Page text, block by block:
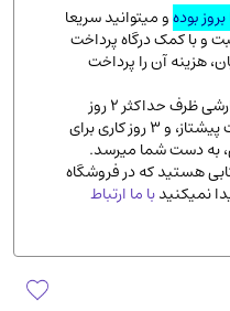
بودهو میتوانید سریعا
و با کمک درگاه پرداخت
هزینه آن را پرداخت
کتاب های سفارشی ظرف حداکثر 2 روز
کاری برای پست پیشتاز، و 3 روز کاری برای
به دست شما میرسد.
هستید که در فروشگاه
نمیکنیدبا ما ارتباط